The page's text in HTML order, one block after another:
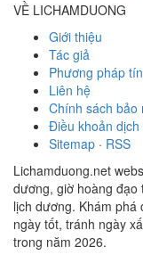
VỀ LICHAMDUONG
Giới thiệu
Tác giả
Phương pháp
Liên hệ
Chính sách bảo
Điều khoản dịch
Sitemap · RSS
Lichamduong.net
dương, giờ hoàng đạo
lịch dương. Khám
ngày tốt, tránh ngày
trong năm 2026.